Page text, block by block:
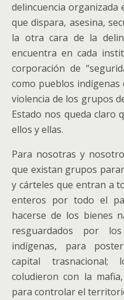
delincuencia organizada
que dispara, asesina,
la otra cara de la
encuentra en cada
corporación de
como pueblos indígenas
violencia de los grupos
Estado nos queda claro
ellos y ellas.
Para nosotras y
que existan grupos
y cárteles que entran a
enteros por todo el
hacerse de los bienes
resguardados por
indígenas, para
capital
coludieron con la
para controlar el